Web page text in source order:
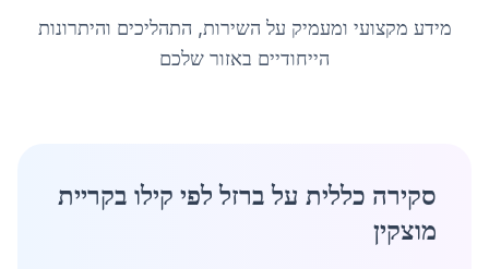
מידע מקצועי ומעמיק על השירות, התהליכים והיתרונות
הייחודיים באזור שלכם
סקירה כללית על ברזל לפי קילו בקריית
מוצקין